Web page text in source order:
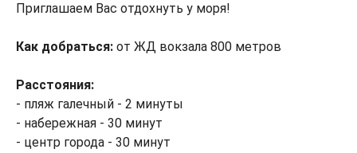
Приглашаем Вас отдохнуть у моря!
Как добраться: от ЖД вокзала 800 метров
Расстояния:
- пляж галечный - 2 минуты
- набережная - 30 минут
- центр города - 30 минут